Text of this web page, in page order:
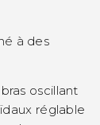
à des
oscillant
réglable